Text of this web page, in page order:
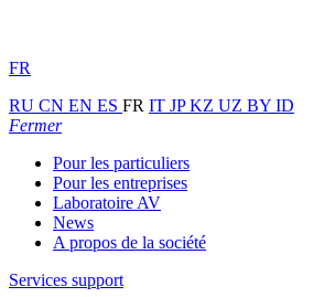
FR
RU CN EN ES FR IT JPKZ UZ BY ID
Fermer
Pour les particuliers
Pour les entreprises
Laboratoire AV
News
A propos de la société
Services support